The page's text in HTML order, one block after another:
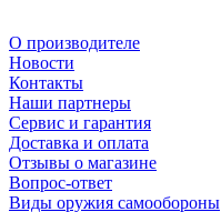
О производителе
Новости
Контакты
Наши партнеры
Сервис и гарантия
Доставка и оплата
Отзывы о магазине
Вопрос-ответ
Виды оружия самообороны